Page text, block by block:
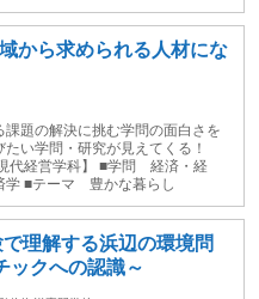
から求められる人材にな
課題の解決に挑む学問の面白さを
い学問・研究が見えてくる！
代経営学科】 ■学問 経済・経
学 ■テーマ 豊かな暮らし
理解する浜辺の環境問
ックへの認識～